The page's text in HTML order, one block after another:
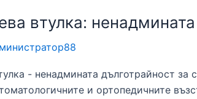
втулка:
- ненадмината дълготрайност
и ортопедичните